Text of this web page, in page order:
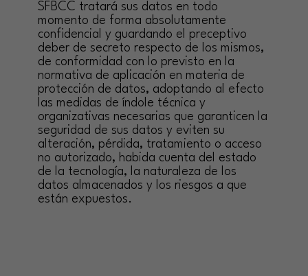
SFBCC tratará sus datos en todo
momento de forma absolutamente
confidencial y guardando el preceptivo
deber de secreto respecto de los mismos,
de conformidad con lo previsto en la
normativa de aplicación en materia de
protección de datos, adoptando al efecto
las medidas de índole técnica y
organizativas necesarias que garanticen la
seguridad de sus datos y eviten su
alteración, pérdida, tratamiento o acceso
no autorizado, habida cuenta del estado
de la tecnología, la naturaleza de los
datos almacenados y los riesgos a que
están expuestos.